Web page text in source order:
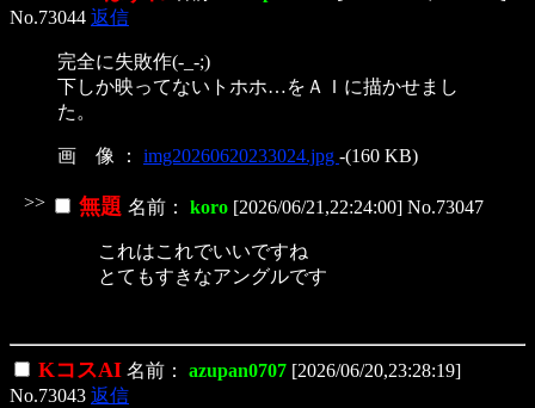
No.73044 返信
完全に失敗作(-_-;)
下しか映ってないトホホ…をＡＩに描かせまし
た。
画 像 ： img20260620233024.jpg -(160 KB)
>> 無題 名前： koro [2026/06/21,22:24:00] No.73047
これはこれでいいですね
とてもすきなアングルです
KコスAI 名前： azupan0707 [2026/06/20,23:28:19]
No.73043 返信